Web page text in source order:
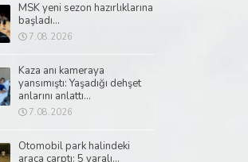
MSK yeni sezon hazırlıklarına
başladı...
7.08.2026
Kaza anı kameraya
yansımıştı: Yaşadığı dehşet
anlarını anlattı...
7.08.2026
Otomobil park halindeki
araca çarptı: 5 yaralı...